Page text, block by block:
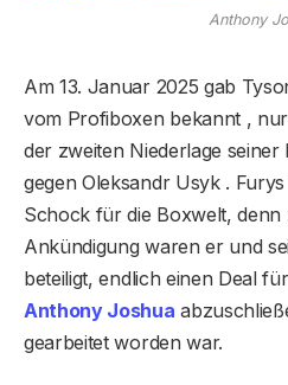
Anthony
Am 13. Januar 2025 gab
vom Profiboxen bekannt ,
der zweiten Niederlage
gegen Oleksandr Usyk .
Schock für die Boxwelt, denn
Ankündigung waren er und
beteiligt, endlich einen Deal
Anthony Joshua
gearbeitet worden war.